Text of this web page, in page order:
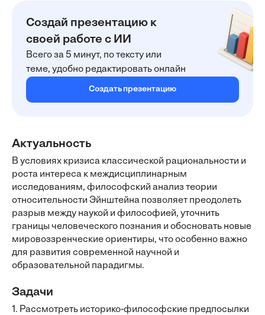
Создай презентацию к
своей работе с ИИ
Всего за 5 минут, по тексту или
теме, удобно редактировать онлайн
Создать презентацию
Актуальность
В условиях кризиса классической рациональности и
роста интереса к междисциплинарным
исследованиям, философский анализ теории
относительности Эйнштейна позволяет преодолеть
разрыв между наукой и философией, уточнить
границы человеческого познания и обосновать новые
мировоззренческие ориентиры, что особенно важно
для развития современной научной и
образовательной парадигмы.
Задачи
1. Рассмотреть историко-философские предпосылки